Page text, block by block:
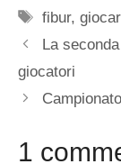
Tag
fibur,
La
giocatori
1